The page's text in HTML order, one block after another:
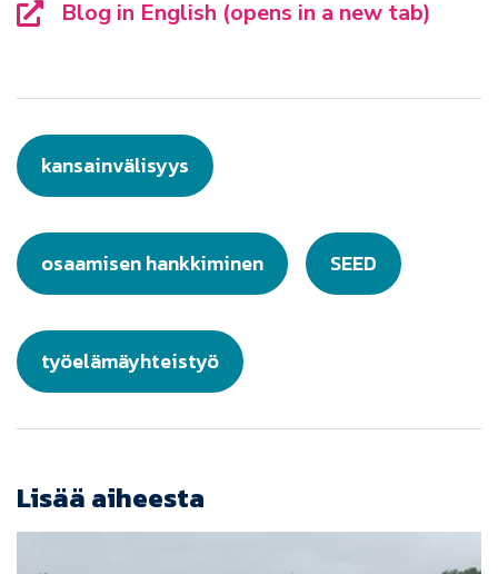
Blog in English (opens in a new tab)
kansainvälisyys
osaamisen hankkiminen SEED
työelämäyhteistyö
Lisää aiheesta